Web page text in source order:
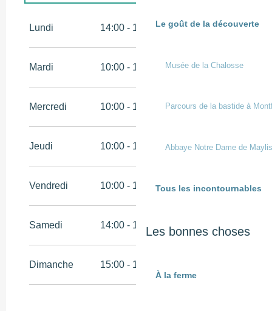
Le goût de la découverte
Musée de la Chalosse
Parcours de la bastide à
Abbaye Notre Dame de Maylis
Tous les incontournables
Les bonnes choses
À la ferme
31 mars 2026
Du1 septembre 2026au
Lundi 14:00 - 19:00
Mardi 10:00 - 19:00
Mercredi 10:00 - 19:00
Jeudi 10:00 - 19:00
Vendredi 10:00 - 19:00
Samedi 14:00 - 19:00
Dimanche 15:00 - 18:00